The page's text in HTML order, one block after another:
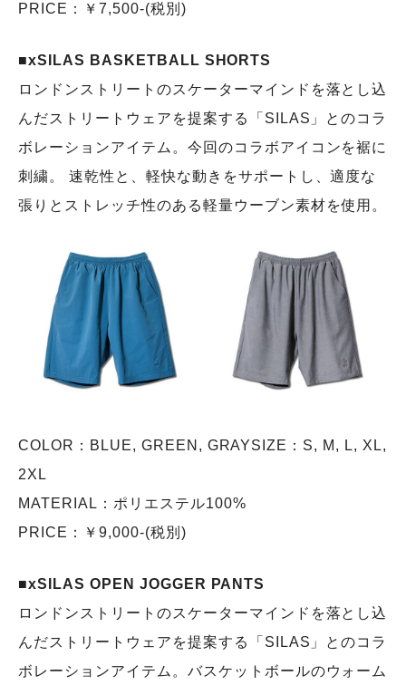
PRICE：￥7,500-(税別)
■xSILAS BASKETBALL SHORTS
ロンドンストリートのスケーターマインドを落とし込
んだストリートウェアを提案する「SILAS」とのコラ
ボレーションアイテム。今回のコラボアイコンを裾に
刺繍。 速乾性と、軽快な動きをサポートし、適度な
張りとストレッチ性のある軽量ウーブン素材を使用。
COLOR：BLUE, GREEN, GRAYSIZE：S, M, L, XL,
2XL
MATERIAL：ポリエステル100%
PRICE：￥9,000-(税別)
■xSILAS OPEN JOGGER PANTS
ロンドンストリートのスケーターマインドを落とし込
んだストリートウェアを提案する「SILAS」とのコラ
ボレーションアイテム。バスケットボールのウォーム